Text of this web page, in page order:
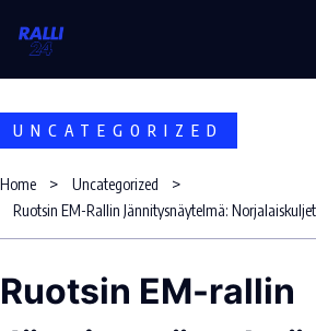
UNCATEGORIZED
Home
Uncategorized
Ruotsin EM-rallin